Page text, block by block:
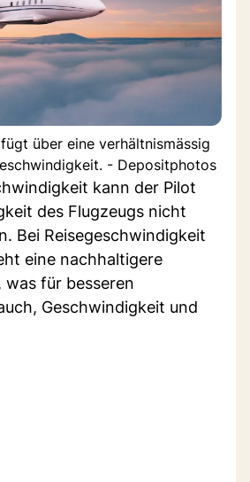
über eine verhältnismässig
- Depositphotos
kann der Pilot
des Flugzeugs nicht
Bei Reisegeschwindigkeit
eine nachhaltigere
was für besseren
Geschwindigkeit und